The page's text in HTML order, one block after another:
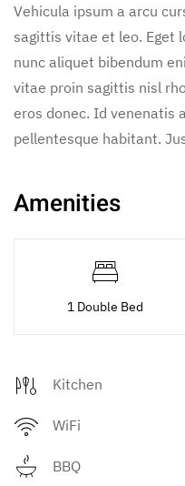
Vehicula ipsum a arcu
sagittis vitae et leo. Eget
nunc aliquet bibendum
vitae proin sagittis nisl
eros donec. Id venenatis
pellentesque habitant.
Amenities
1 Double Bed
Kitchen
WiFi
BBQ